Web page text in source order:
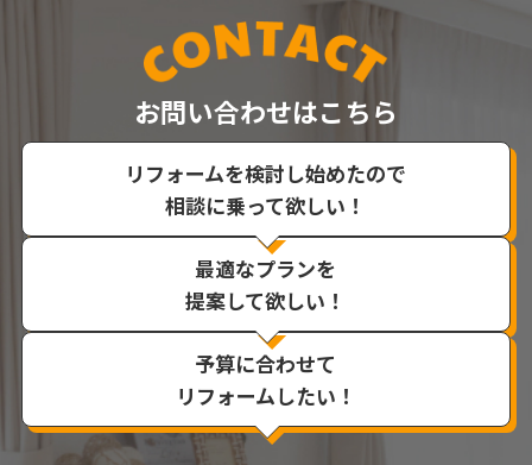
お問い合わせはこちら
リフォームを検討し始めたので
相談に乗って欲しい！
最適なプランを
提案して欲しい！
予算に合わせて
リフォームしたい！